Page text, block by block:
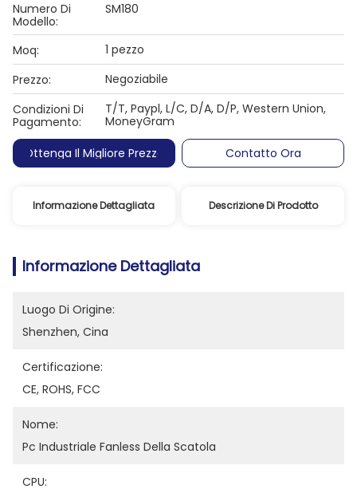
Numero Di
Modello:
SM180
Moq:
1 pezzo
Prezzo:
Negoziabile
Condizioni Di
Pagamento:
T/T, Paypl, L/C, D/A, D/P, Western Union,
MoneyGram
Ottenga Il Migliore Prezzo
Contatto Ora
Informazione Dettagliata Descrizione Di Prodotto
Informazione Dettagliata
Luogo Di Origine:
Shenzhen, Cina
Certificazione:
CE, ROHS, FCC
Nome:
Pc Industriale Fanless Della Scatola
CPU: